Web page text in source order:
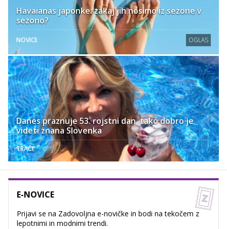
Havaianas japonke: zakaj jih nosimo iz sezone v
sezono?
NOVICE OGLAS
Danes praznuje 53. rojstni dan, tako dobro je
videti znana Slovenka
TRAČI
E-NOVICE
Prijavi se na Zadovoljna e-novičke in bodi na tekočem z
lepotnimi in modnimi trendi.